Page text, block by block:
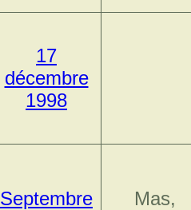
17
décembre
1998
Septembre
Mas,